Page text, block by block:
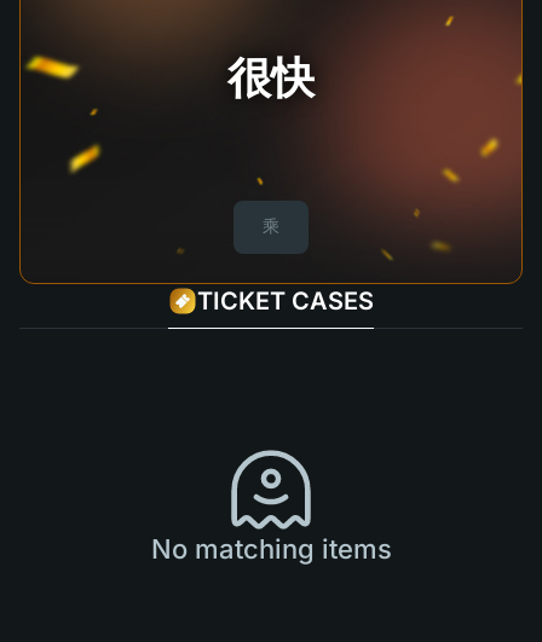
很快
乘
TICKET CASES
No matching items